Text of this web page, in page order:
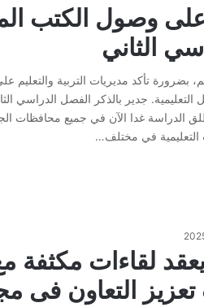
على وصول الكتب
الثاني
بضرورة تأكد مديريات التربية
الدراسة غدا الآن في جميع محافظات
التعليمية في مختلف…
لقاءات مكثفة
تعزيز التعاون فى